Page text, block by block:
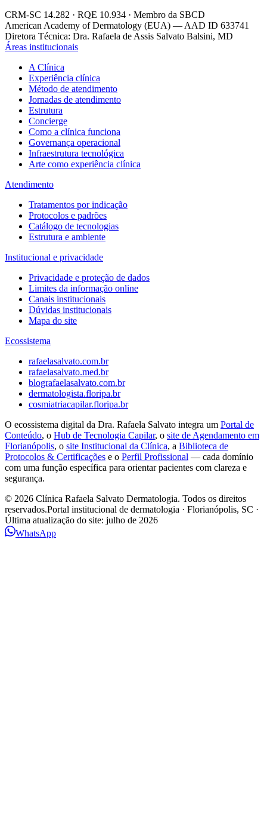
CRM-SC 14.282 · RQE 10.934 · Membro da SBCD
American Academy of Dermatology (EUA) — AAD ID 633741
Diretora Técnica: Dra. Rafaela de Assis Salvato Balsini, MD
Áreas institucionais
A Clínica
Experiência clínica
Método de atendimento
Jornadas de atendimento
Estrutura
Concierge
Como a clínica funciona
Governança operacional
Infraestrutura tecnológica
Arte como experiência clínica
Atendimento
Tratamentos por indicação
Protocolos e padrões
Catálogo de tecnologias
Estrutura e ambiente
Institucional e privacidade
Privacidade e proteção de dados
Limites da informação online
Canais institucionais
Dúvidas institucionais
Mapa do site
Ecossistema
rafaelasalvato.com.br
rafaelasalvato.med.br
blografaelasalvato.com.br
dermatologista.floripa.br
cosmiatriacapilar.floripa.br
O ecossistema digital da Dra. Rafaela Salvato integra um Portal de
Conteúdo, o Hub de Tecnologia Capilar, o site de Agendamento em
Florianópolis, o site Institucional da Clínica, a Biblioteca de
Protocolos & Certificações e o Perfil Profissional — cada domínio
com uma função específica para orientar pacientes com clareza e
segurança.
© 2026 Clínica Rafaela Salvato Dermatologia. Todos os direitos
reservados.Portal institucional de dermatologia · Florianópolis, SC ·
Última atualização do site: julho de 2026
WhatsApp